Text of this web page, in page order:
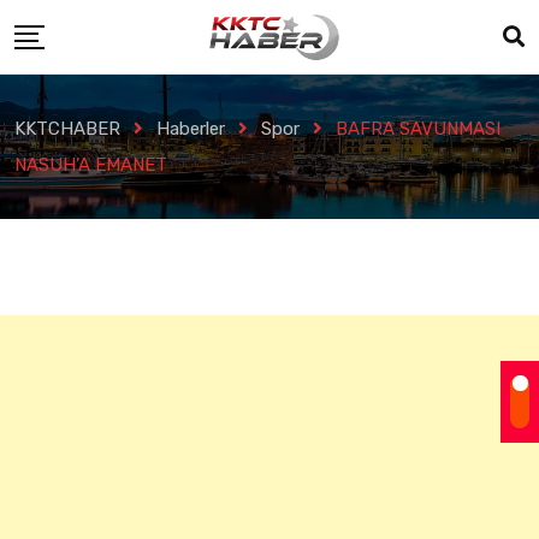
KKTCHABER Haberler Spor
BAFRA SAVUNMASI
NASUH’A EMANET